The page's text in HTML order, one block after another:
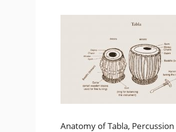
Anatomy of Tabla, Percussion